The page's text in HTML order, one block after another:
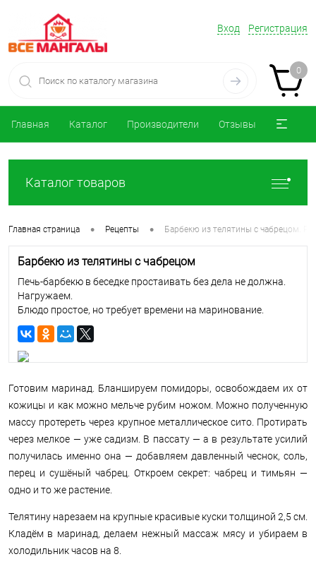
Вход Регистрация
0
Главная Каталог Производители Отзывы
Каталог товаров
Главная страница • Рецепты • Барбекю из телятины с чабрецом.
Барбекю из телятины с чабрецом
Печь-барбекю в беседке простаивать без дела не должна.
Нагружаем.
Блюдо простое, но требует времени на маринование.
Готовим маринад. Бланшируем помидоры, освобождаем их от
кожицы и как можно мельче рубим ножом. Можно полученную
массу протереть через крупное металлическое сито. Протирать
через мелкое — уже садизм. В пассату — а в результате усилий
получилась именно она — добавляем давленный чеснок, соль,
перец и сушёный чабрец. Откроем секрет: чабрец и тимьян —
одно и то же растение.
Телятину нарезаем на крупные красивые куски толщиной 2,5 см.
Кладём в маринад, делаем нежный массаж мясу и убираем в
холодильник часов на 8.